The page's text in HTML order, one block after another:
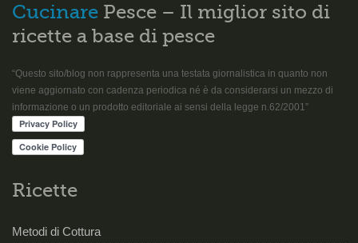
Cucinare Pesce – Il miglior sito di
ricette a base di pesce
“Questo sito/blog non rappresenta una testata giornalistica in quanto non
viene aggiornato con cadenza periodica né è da considerarsi un mezzo di
informazione o un prodotto editoriale ai sensi della legge n.62/2001”
Ricette
Metodi di Cottura